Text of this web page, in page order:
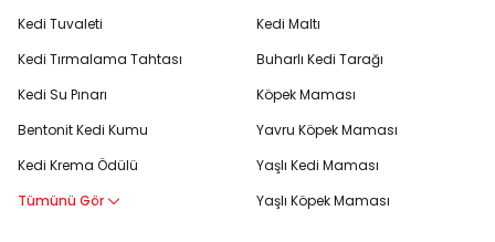
Kedi Tuvaleti
Kedi Tırmalama Tahtası
Kedi Su Pınarı
Bentonit Kedi Kumu
Kedi Krema Ödülü
Tümünü Gör
Kedi Maltı
Buharlı Kedi Tarağı
Köpek Maması
Yavru Köpek Maması
Yaşlı Kedi Maması
Yaşlı Köpek Maması